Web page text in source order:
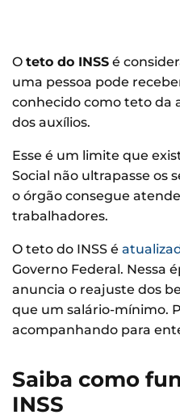
O teto do INSS é
uma pessoa pode
conhecido como teto da
dos auxílios.
Esse é um limite que
Social não ultrapasse os
o órgão consegue
trabalhadores.
O teto do INSS é
Governo Federal. Nessa
anuncia o reajuste dos
que um salário-mínimo.
acompanhando para
Saiba como
INSS